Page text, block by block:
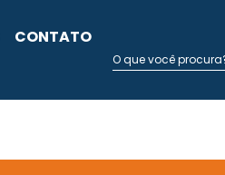
CONTATO